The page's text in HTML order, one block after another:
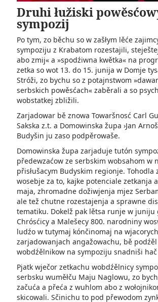
Druhi łužiski
sympozij
Po tym, zo běchu so w zašłym lěće
sympoziju z Krabatom rozestajili,
abo zmij« a »spodźiwna kwětka« na
zetka so wot 13. do 15. junija w Domje
Stróži, zo bychu so z potajnstwom
serbskich powěsćach« zaběrali a so
wobstatkej zbližili.
Zarjadowar bě znowa Towaršnosć Carl
Sakska z.t. a Domowinska župa ›Jan
Budyšin ju zaso podpěrowaše.
Domowinska župa zarjaduje tutón
předewzaćow ze serbskim wobsahom w
přisłušacym Budyskim regionje. Tohodla
wosebje za to, kajke potenciale zetkanja
maja, zhromadne dožiwjenja mjez
ale tež chutne roze­stajenja a sprawne
tematiku. Dokelž pak lětsa runje w juniju
Chrósćicy a Malešecy 800. narodniny
ludźo w tutymaj kónčinomaj na wjacorych
zarjadowanjach angažowachu, bě
wobdźělnikow na sympoziju snadniši
Pjatk wječor zetkachu wobdźělnicy
serbsku wuměłču Maju Naglowu, zo
začuća a přeća z wuhlom abo z
skicowali. Sčinichu to pod přewodom